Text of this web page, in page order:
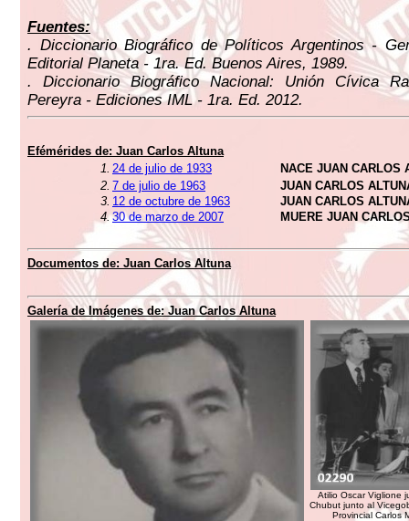
Fuentes:
. Diccionario Biográfico de Políticos Argentinos -
Editorial Planeta - 1ra. Ed. Buenos Aires, 1989.
. Diccionario Biográfico Nacional: Unión Cívica
Pereyra - Ediciones IML - 1ra. Ed. 2012.
Efémérides de: Juan Carlos Altuna
1. 24 de julio de 1933
NACE JUAN CARLOS
2. 7 de julio de 1963
JUAN CARLOS
3. 12 de octubre de 1963
JUAN CARLOS
4.30 de marzo de 2007 MUERE JUAN
Documentos de: Juan Carlos Altuna
Galería de Imágenes de: Juan Carlos Altuna
Atilio Oscar Viglione
Chubut junto al
Provincial Carlos